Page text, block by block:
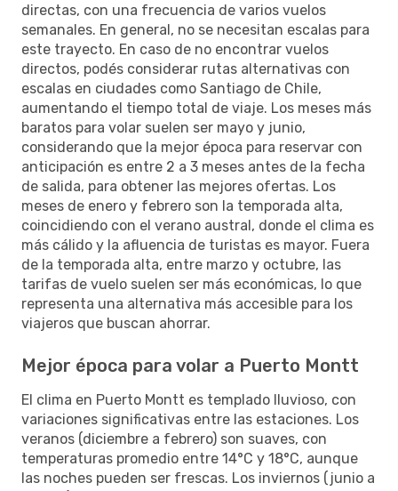
directas, con una frecuencia de varios vuelos
semanales. En general, no se necesitan escalas para
este trayecto. En caso de no encontrar vuelos
directos, podés considerar rutas alternativas con
escalas en ciudades como Santiago de Chile,
aumentando el tiempo total de viaje. Los meses más
baratos para volar suelen ser mayo y junio,
considerando que la mejor época para reservar con
anticipación es entre 2 a 3 meses antes de la fecha
de salida, para obtener las mejores ofertas. Los
meses de enero y febrero son la temporada alta,
coincidiendo con el verano austral, donde el clima es
más cálido y la afluencia de turistas es mayor. Fuera
de la temporada alta, entre marzo y octubre, las
tarifas de vuelo suelen ser más económicas, lo que
representa una alternativa más accesible para los
viajeros que buscan ahorrar.
Mejor época para volar a Puerto Montt
El clima en Puerto Montt es templado lluvioso, con
variaciones significativas entre las estaciones. Los
veranos (diciembre a febrero) son suaves, con
temperaturas promedio entre 14°C y 18°C, aunque
las noches pueden ser frescas. Los inviernos (junio a